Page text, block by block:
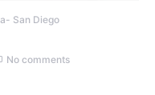
San Diego
No comments